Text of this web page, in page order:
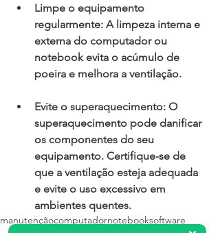
Limpe o equipamento
regularmente: A limpeza interna e
externa do computador ou
notebook evita o acúmulo de
poeira e melhora a ventilação.
Evite o superaquecimento: O
superaquecimento pode danificar
os componentes do seu
equipamento. Certifique-se de
que a ventilação esteja adequada
e evite o uso excessivo em
ambientes quentes.
manutençãocomputadornotebooksoftware